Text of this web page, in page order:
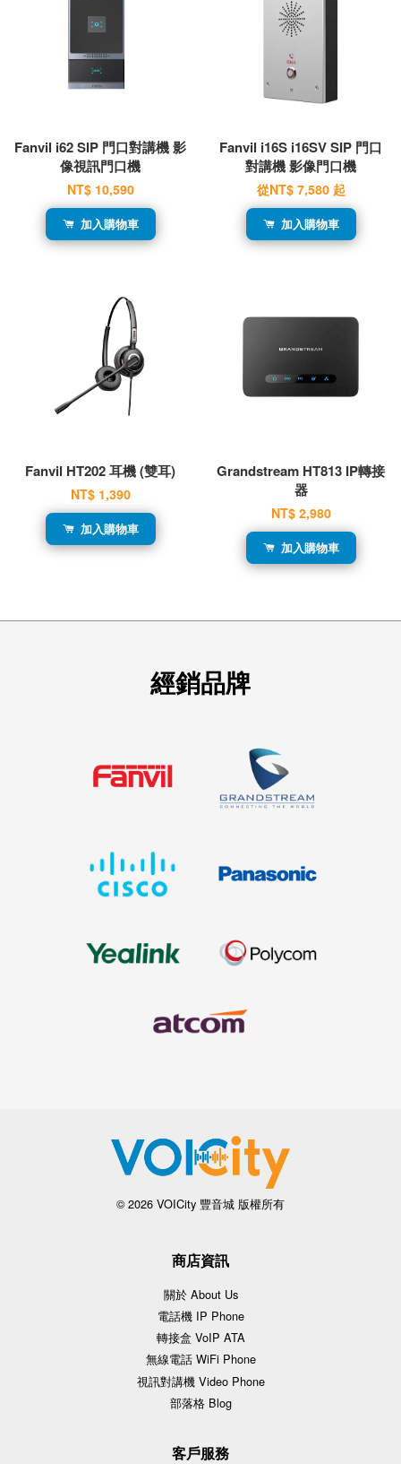
Fanvil i62 SIP 門口對講機 影
像視訊門口機
NT$ 10,590
加入購物車
Fanvil i16S i16SV SIP 門口
對講機 影像門口機
從NT$ 7,580 起
加入購物車
Fanvil HT202 耳機 (雙耳)
NT$ 1,390
加入購物車
Grandstream HT813 IP轉接
器
NT$ 2,980
加入購物車
經銷品牌
© 2026 VOICity 豐音城 版權所有
商店資訊
關於 About Us
電話機 IP Phone
轉接盒 VoIP ATA
無線電話 WiFi Phone
視訊對講機 Video Phone
部落格 Blog
客戶服務